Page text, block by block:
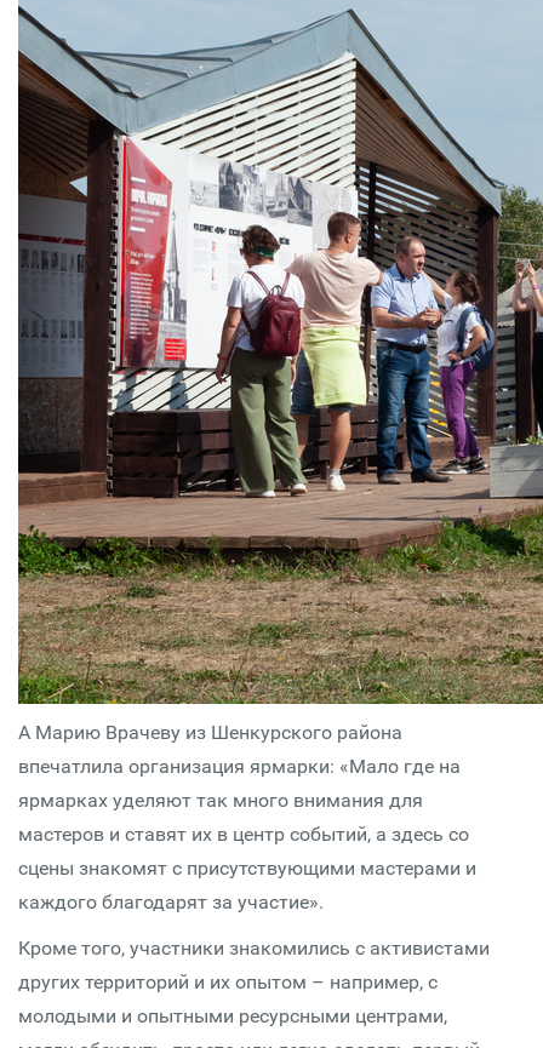
А Марию Врачеву из Шенкурского района
впечатлила организация ярмарки: «Мало где на
ярмарках уделяют так много внимания для
мастеров и ставят их в центр событий, а здесь со
сцены знакомят с присутствующими мастерами и
каждого благодарят за участие».
Кроме того, участники знакомились с активистами
других территорий и их опытом – например, с
молодыми и опытными ресурсными центрами,